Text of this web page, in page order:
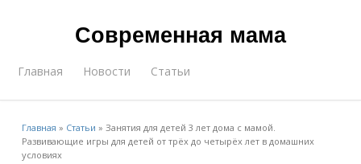
Современная мама
Главная Новости Статьи
Главная » Статьи »Занятия для детей 3 лет дома с мамой.
Развивающие игры для детей от трёх до четырёх лет в домашних
условиях